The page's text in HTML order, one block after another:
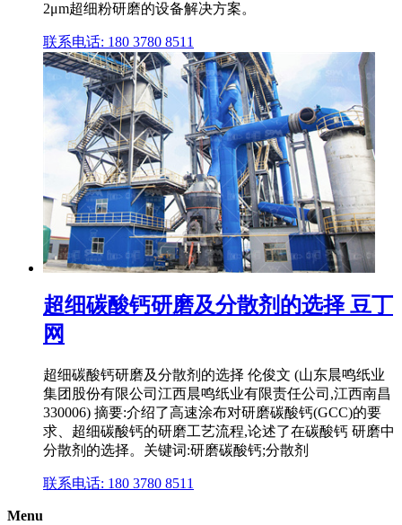
2μm超细粉研磨的设备解决方案。
联系电话: 180 3780 8511
超细碳酸钙研磨及分散剂的选择 豆丁
网
超细碳酸钙研磨及分散剂的选择 伦俊文 (山东晨鸣纸业
集团股份有限公司江西晨鸣纸业有限责任公司,江西南昌
330006) 摘要:介绍了高速涂布对研磨碳酸钙(GCC)的要
求、超细碳酸钙的研磨工艺流程,论述了在碳酸钙 研磨中
分散剂的选择。关键词:研磨碳酸钙;分散剂
联系电话: 180 3780 8511
Menu